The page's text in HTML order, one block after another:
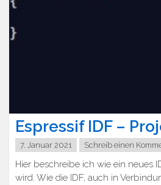
Espressif IDF –
7. Januar 2021 Schreib einen
Hier beschreibe ich wie ein neues
wird. Wie die IDF, auch in